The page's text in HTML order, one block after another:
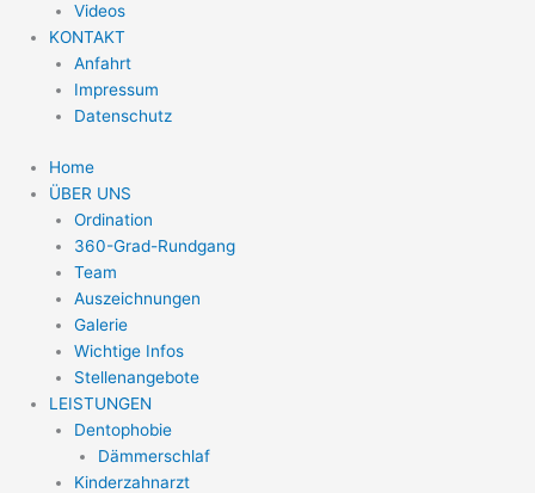
Videos
KONTAKT
Anfahrt
Impressum
Datenschutz
Home
ÜBER UNS
Ordination
360-Grad-Rundgang
Team
Auszeichnungen
Galerie
Wichtige Infos
Stellenangebote
LEISTUNGEN
Dentophobie
Dämmerschlaf
Kinderzahnarzt